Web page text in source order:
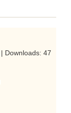
| Downloads: 47